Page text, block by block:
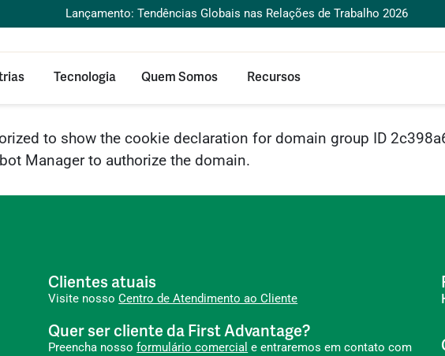
Lançamento: Tendências Globais nas Relações de Trabalho 2026
Tecnologia Quem Somos Recursos
to show the cookie declaration for domain group ID
Manager to authorize the domain.
Clientes atuais
Visite nossoCentro de Atendimento ao Cliente
Quer ser cliente da First Advantage?
Preencha nossoformulário comercial e entraremos em contato com